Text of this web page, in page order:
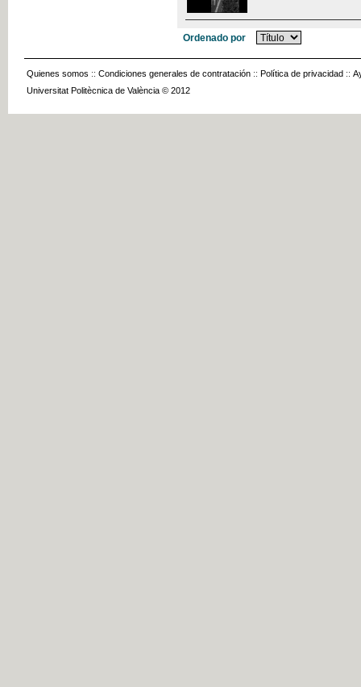
Ordenado por
Quienes somos :: Condiciones generales de contratación :: Política de privacidad ::
Universitat Politècnica de València © 2012